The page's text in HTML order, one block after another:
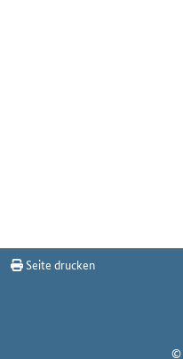
Seite drucken
©